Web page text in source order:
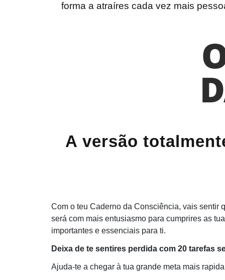
forma a atraíres cada vez mais
A versão
Com o teu Caderno da Consciência, vais sentir
será com mais entusiasmo para cumprires as
importantes e essenciais para ti.
Deixa de te sentires perdida com 20 tarefas
Ajuda-te a chegar à tua grande meta mais